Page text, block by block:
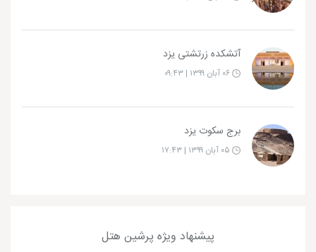
آتشکده زرتشتی یزد
برج سکوت یزد
پیشنهاد ویژه پرشین هتل